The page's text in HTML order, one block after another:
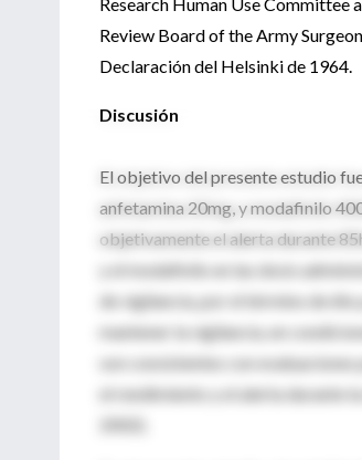
Review Board of the Army
Declaración del Helsinki de 1964.
Discusión
El objetivo del presente estudio
anfetamina 20mg, y modafinilo
objetivamente el alerta durante
y el modafinilo en las dosis
de vigilancia, por el término de
mantener la vigilancia, en
son consistentes con
el rendimiento y el alerta durante
2002).